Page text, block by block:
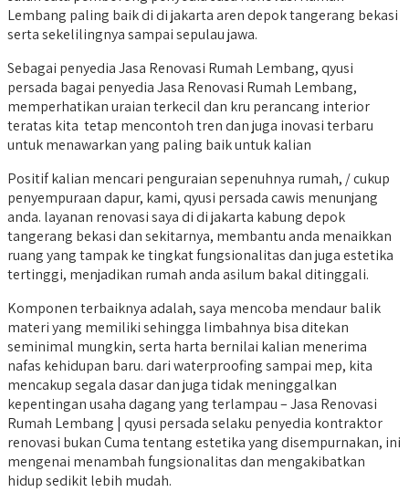
Lembang paling baik di di jakarta aren depok tangerang bekasi
serta sekelilingnya sampai sepulau jawa.
Sebagai penyedia Jasa Renovasi Rumah Lembang, qyusi
persada bagai penyedia Jasa Renovasi Rumah Lembang,
memperhatikan uraian terkecil dan kru perancang interior
teratas kita tetap mencontoh tren dan juga inovasi terbaru
untuk menawarkan yang paling baik untuk kalian
Positif kalian mencari penguraian sepenuhnya rumah, / cukup
penyempuraan dapur, kami, qyusi persada cawis menunjang
anda. layanan renovasi saya di di jakarta kabung depok
tangerang bekasi dan sekitarnya, membantu anda menaikkan
ruang yang tampak ke tingkat fungsionalitas dan juga estetika
tertinggi, menjadikan rumah anda asilum bakal ditinggali.
Komponen terbaiknya adalah, saya mencoba mendaur balik
materi yang memiliki sehingga limbahnya bisa ditekan
seminimal mungkin, serta harta bernilai kalian menerima
nafas kehidupan baru. dari waterproofing sampai mep, kita
mencakup segala dasar dan juga tidak meninggalkan
kepentingan usaha dagang yang terlampau – Jasa Renovasi
Rumah Lembang | qyusi persada selaku penyedia kontraktor
renovasi bukan Cuma tentang estetika yang disempurnakan, ini
mengenai menambah fungsionalitas dan mengakibatkan
hidup sedikit lebih mudah.